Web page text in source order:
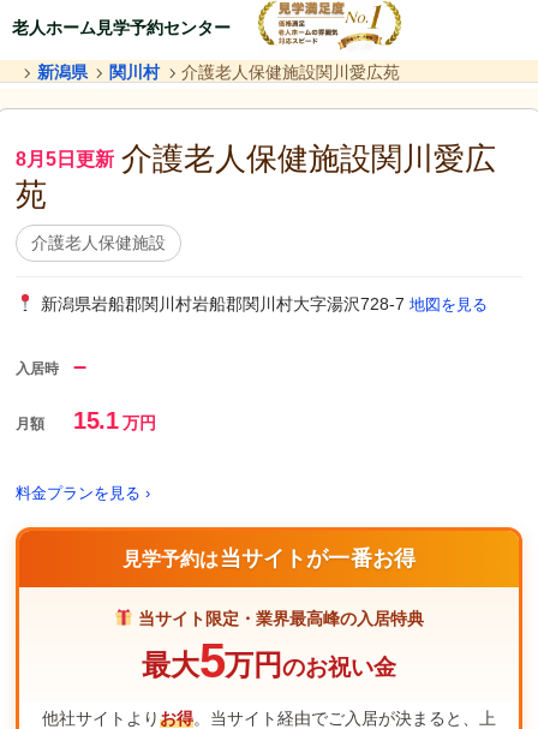
老人ホーム見学予約センター
新潟県 関川村 介護老人保健施設関川愛広苑
8月5日更新 介護老人保健施設関川愛広
苑
介護老人保健施設
新潟県岩船郡関川村岩船郡関川村大字湯沢728-7 地図を見る
入居時 –
月額 15.1万円
料金プランを見る ›
見学予約は当サイトが一番お得
当サイト限定・業界最高峰の入居特典
最大5万円のお祝い金
他社サイトよりお得。当サイト経由でご入居が決まると、上